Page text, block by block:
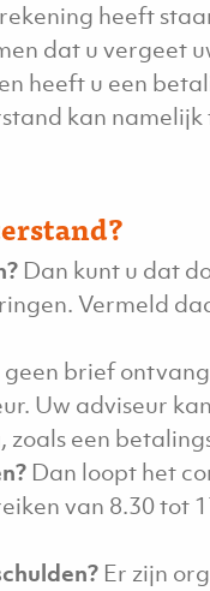
heeft
dat u vergeet
heeft u een
kan
Dan kunt u dat
Vermeld
brief
Uw adviseur
zoals een
Dan loopt het
van 8.30 tot
Er zijn